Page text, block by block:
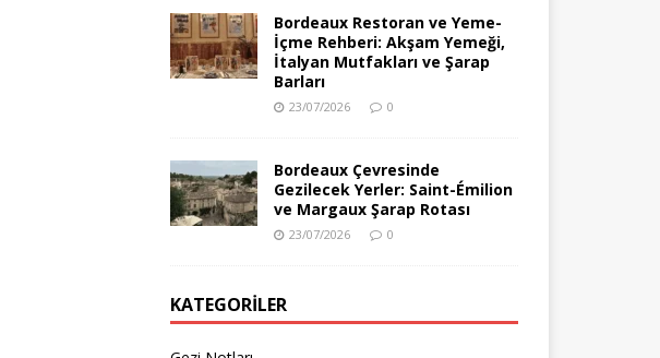
Bordeaux Restoran ve Yeme-
İçme Rehberi: Akşam Yemeği,
İtalyan Mutfakları ve Şarap
Barları
23/07/2026 0
Bordeaux Çevresinde
Gezilecek Yerler: Saint-Émilion
ve Margaux Şarap Rotası
23/07/2026 0
KATEGORILER